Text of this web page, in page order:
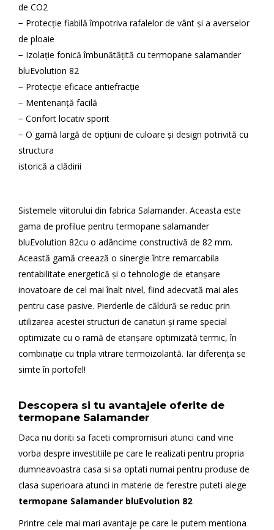
de CO2
− Protecție fiabilă împotriva rafalelor de vânt și a averselor
de ploaie
− Izolație fonică îmbunătățită cu termopane salamander
bluEvolution 82
− Protecție eficace antiefracție
− Mentenanță facilă
− Confort locativ sporit
− O gamă largă de opțiuni de culoare și design potrivită cu
structura
istorică a clădirii
Sistemele viitorului din fabrica Salamander. Aceasta este
gama de profilue pentru termopane salamander
bluEvolution 82cu o adâncime constructivă de 82 mm.
Această gamă creează o sinergie între remarcabila
rentabilitate energetică şi o tehnologie de etanşare
inovatoare de cel mai înalt nivel, fiind adecvată mai ales
pentru case pasive. Pierderile de căldură se reduc prin
utilizarea acestei structuri de canaturi şi rame special
optimizate cu o ramă de etanşare optimizată termic, în
combinaţie cu tripla vitrare termoizolantă. Iar diferenţa se
simte în portofel!
Descopera si tu avantajele oferite de
termopane Salamander
Daca nu doriti sa faceti compromisuri atunci cand vine
vorba despre investitiile pe care le realizati pentru propria
dumneavoastra casa si sa optati numai pentru produse de
clasa superioara atunci in materie de ferestre puteti alege
termopane Salamander bluEvolution 82.
Printre cele mai mari avantaje pe care le putem mentiona